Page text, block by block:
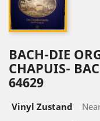
BACH-DIE
CHAPUIS-
64629
Vinyl Zustand